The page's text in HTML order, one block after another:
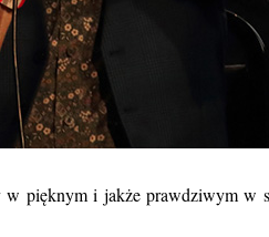
w pięknym i jakże prawdziwym w